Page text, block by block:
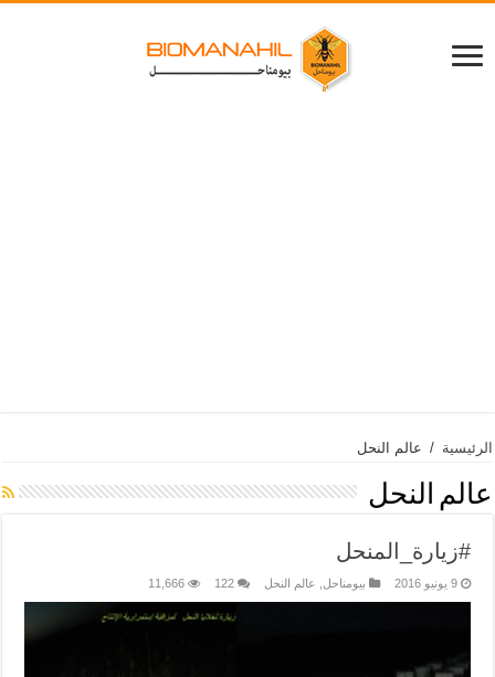
الرئيسية / عالم النحل
عالم النحل
#زيارة_المنحل
9 يونيو 2016 بيومناحل عالم النحل 122
11,666